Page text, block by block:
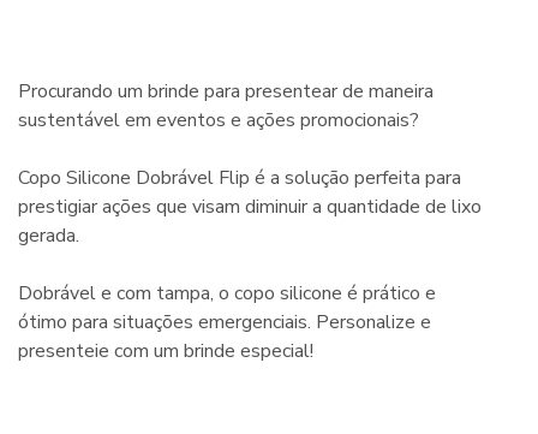
Procurando um brinde para presentear de maneira
sustentável em eventos e ações promocionais?
Copo Silicone Dobrável Flip é a solução perfeita para
prestigiar ações que visam diminuir a quantidade de lixo
gerada.
Dobrável e com tampa, o copo silicone é prático e
ótimo para situações emergenciais. Personalize e
presenteie com um brinde especial!